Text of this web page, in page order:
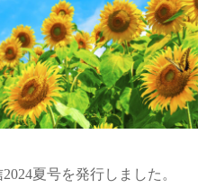
夏号を発行しました。